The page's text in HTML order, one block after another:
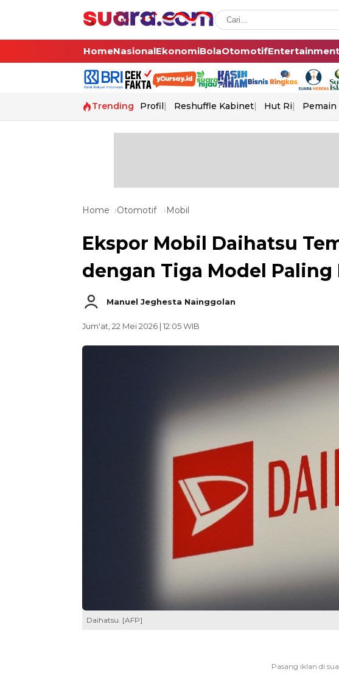
HomeNasionalEkonomiBolaOtomotifEntertainment
Trending Profil Reshuffle Kabinet Hut Ri
Home Otomotif Mobil
Ekspor Mobil Daihatsu
dengan Tiga Model
Manuel Jeghesta Nainggolan
Jum'at, 22 Mei 2026 | 12:05 WIB
Daihatsu. [AFP]